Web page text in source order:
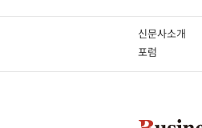
신문사소개
포럼